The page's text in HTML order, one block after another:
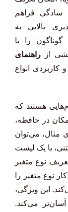
سادگی فراهم
بالایی به
گوناگون را با
از راهنمای
انواع
هستند که
در حافظه،
مثال، می‌توان
یا یک لیست
نوع متغیر
نوع متغیر را
این ویژگی،
آسان‌تر می‌کند.